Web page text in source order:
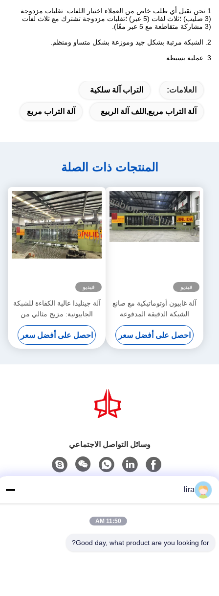
1.نحن نقبل أي طلب خاص من العملاء.اختيار اللفات: تقلبات مزدوجة
(3 صليب) ؛ثلاث لفات (5 عبر) ؛تقلبات مزدوجة تشترك مع ثلاث لفات
العلامات: التراب آلة سلكية
آلة التراب مربع,اللف آلة الربيع آلة التراب مربع
المنتجات ذات الصلة
فيديو
آلة غابيون أوتوماتيكية مع صانع
الشبكة الدقيقة المدفوعة
بالسيرو 5.3m عرض أقصى
احصل على أفضل سعر
فيديو
آلة جينليدا عالية الكفاءة للشبكة
الجابيونية: مزيج مثالي من
الإنتاج السريع والنسيج الدقيق
لزيادة الإنتاجية
احصل على أفضل سعر
وسائل التواصل الاجتماعي
الهاتف
86-510-86385783
بريد إلكتروني
lira
11:50 AM
Good day, what product are you looking for?